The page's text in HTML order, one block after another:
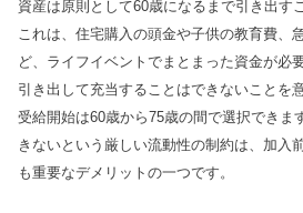
資産は原則として60歳になるまで引き出す
これは、住宅購入の頭金や子供の教育費、
ど、ライフイベントでまとまった資金が必
引き出して充当することはできないことを
受給開始は60歳から75歳の間で選択できま
きないという厳しい流動性の制約は、加入
も重要なデメリットの一つです。